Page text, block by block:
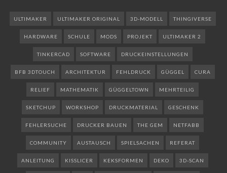
ULTIMAKER ULTIMAKER ORIGINAL 3D-MODELL THINGIVERSE
HARDWARE SCHULE MODS PROJEKT ULTIMAKER 2
TINKERCAD SOFTWARE DRUCKEINSTELLUNGEN
BFB 3DTOUCH ARCHITEKTUR FEHLDRUCK GÜGGEL CURA
RELIEF MATHEMATIK GÜGGELTOWN MEHRTEILIG
SKETCHUP WORKSHOP DRUCKMATERIAL GESCHENK
FEHLERSUCHE DRUCKER BAUEN THE GEM NETFABB
COMMUNITY AUSTAUSCH SPIELSACHEN REFERAT
ANLEITUNG KISSLICER KEKSFORMEN DEKO 3D-SCAN